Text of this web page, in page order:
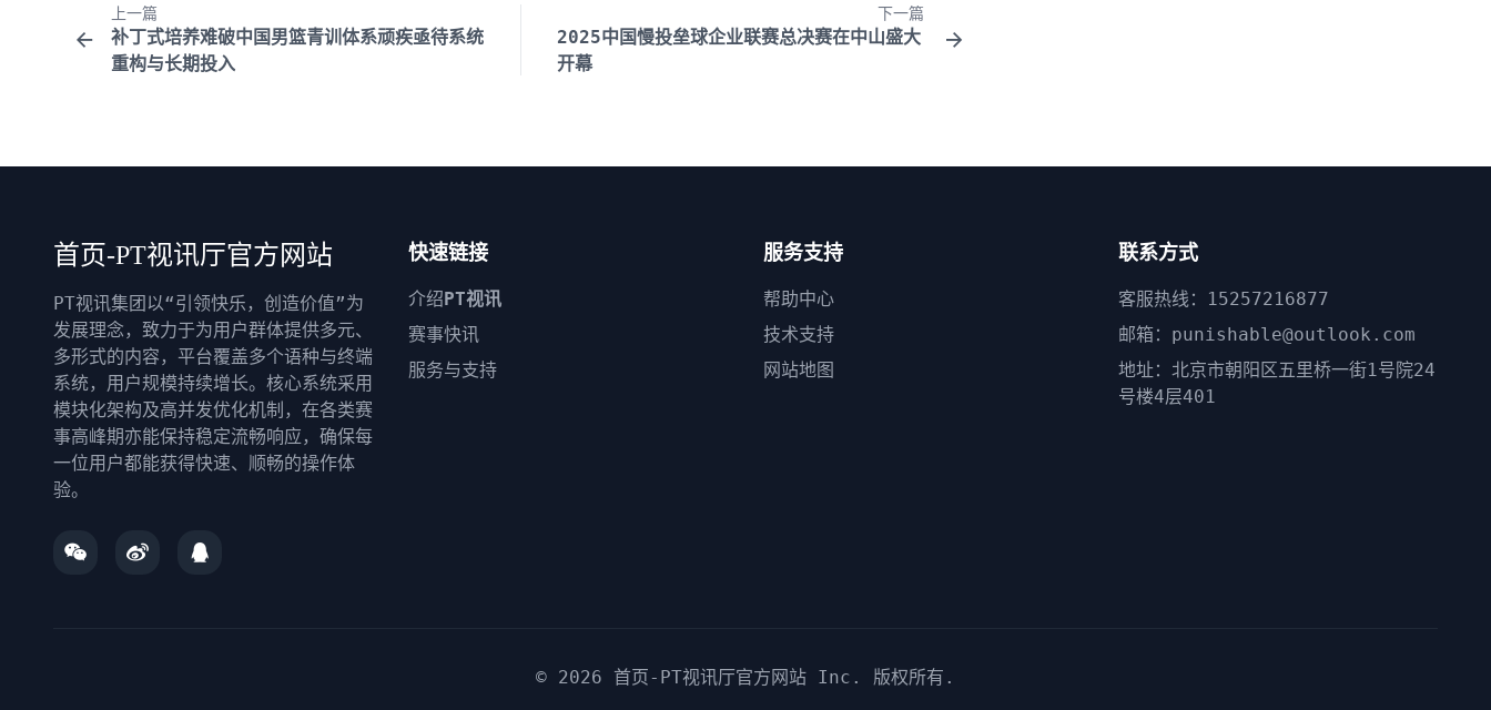
上一篇
补丁式培养难破中国男篮青训体系顽疾亟待系统
重构与长期投入
下一篇
2025中国慢投垒球企业联赛总决赛在中山盛大
开幕
首页-PT视讯厅官方网站
PT视讯集团以“引领快乐，创造价值”为
发展理念，致力于为用户群体提供多元、
多形式的内容，平台覆盖多个语种与终端
系统，用户规模持续增长。核心系统采用
模块化架构及高并发优化机制，在各类赛
事高峰期亦能保持稳定流畅响应，确保每
一位用户都能获得快速、顺畅的操作体
验。
快速链接
介绍PT视讯
赛事快讯
服务与支持
服务支持
帮助中心
技术支持
网站地图
联系方式
客服热线：15257216877
邮箱：punishable@outlook.com
地址：北京市朝阳区五里桥一街1号院24
号楼4层401
© 2026 首页-PT视讯厅官方网站 Inc. 版权所有.